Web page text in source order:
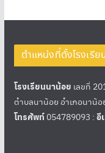
ตำแหน่งที่ตั้งโรงเรีย
โรงเรียนนาน้อย เลขที่
ตำบลนาน้อย อำเภอนาน้
โทรศัพท์054789093 : อี